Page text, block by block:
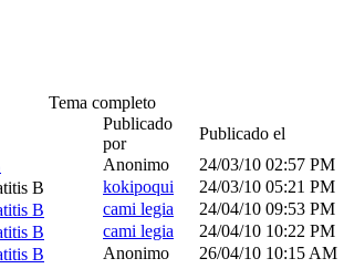
Tema completo
Publicado
por
Publicado el
Anonimo 24/03/10 02:57 PM
B
kokipoqui 24/03/10 05:21 PM
B
cami legia 24/04/10 09:53 PM
B
cami legia 24/04/10 10:22 PM
B
Anonimo 26/04/10 10:15 AM